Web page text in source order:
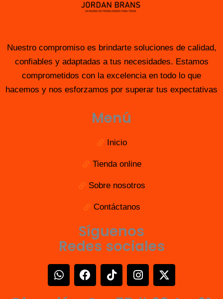
Nuestro compromiso es brindarte soluciones de calidad,
confiables y adaptadas a tus necesidades. Estamos
comprometidos con la excelencia en todo lo que
hacemos y nos esforzamos por superar tus expectativas
Menú
Inicio
Tienda online
Sobre nosotros
Contáctanos
Síguenos
Redes sociales
W
h
F
a
T
i
I
n
X
-